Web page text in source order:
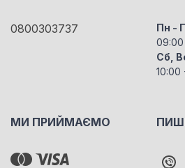
0800303737
Пн -
Сб,
10:00
МИ ПРИЙМАЄМО